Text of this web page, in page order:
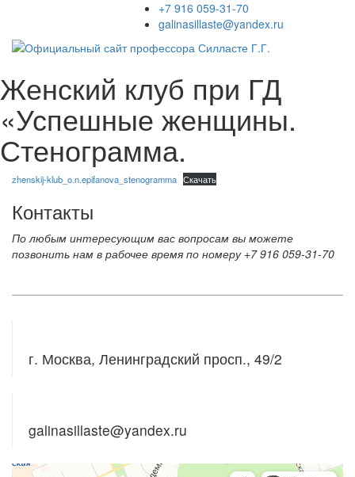
+7 916 059-31-70
galinasillaste@yandex.ru
Женский клуб при ГД
«Успешные женщины.
Стенограмма.
zhenskij-klub_o.n.epifanova_stenogramma Скачать
Контакты
По любым интересующим вас вопросам вы можете
позвонить нам в рабочее время по номеру +7 916 059-31-70
г. Москва, Ленинградский просп., 49/2
galinasillaste@yandex.ru